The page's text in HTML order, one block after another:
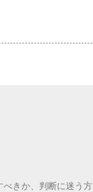
きか、判断に迷う方